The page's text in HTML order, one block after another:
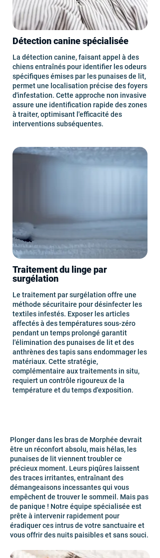
Détection canine spécialisée
La détection canine, faisant appel à des
chiens entraînés pour identifier les odeurs
spécifiques émises par les punaises de lit,
permet une localisation précise des foyers
d'infestation. Cette approche non invasive
assure une identification rapide des zones
à traiter, optimisant l'efficacité des
interventions subséquentes.
Traitement du linge par
surgélation
Le traitement par surgélation offre une
méthode sécuritaire pour désinfecter les
textiles infestés. Exposer les articles
affectés à des températures sous-zéro
pendant un temps prolongé garantit
l'élimination des punaises de lit et des
anthrènes des tapis sans endommager les
matériaux. Cette stratégie,
complémentaire aux traitements in situ,
requiert un contrôle rigoureux de la
température et du temps d'exposition.
Plonger dans les bras de Morphée devrait
être un réconfort absolu, mais hélas, les
punaises de lit viennent troubler ce
précieux moment. Leurs piqûres laissent
des traces irritantes, entraînant des
démangeaisons incessantes qui vous
empêchent de trouver le sommeil. Mais pas
de panique ! Notre équipe spécialisée est
prête à intervenir rapidement pour
éradiquer ces intrus de votre sanctuaire et
vous offrir des nuits paisibles et sans souci.